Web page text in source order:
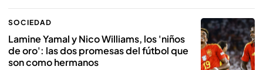
SOCIEDAD
Lamine Yamal y Nico Williams, los 'niños
de oro': las dos promesas del fútbol que
son como hermanos